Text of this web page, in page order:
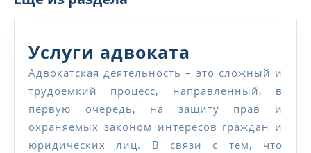
Услуги адвоката
адвоката
Адвокатская деятельность – это сложный и
трудоемкий процесс, направленный, в
первую очередь, на защиту прав и
охраняемых законом интересов граждан и
юридических лиц. В связи с тем, что